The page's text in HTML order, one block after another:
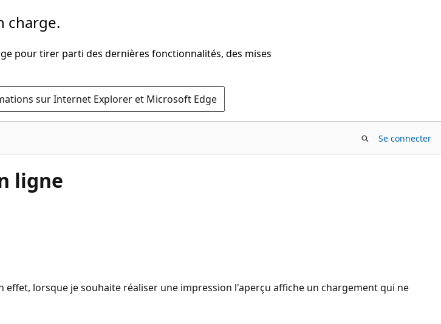
charge.
pour tirer parti des dernières fonctionnalités, des mises
sur Internet Explorer et Microsoft Edge
Se connecter
ligne
lorsque je souhaite réaliser une impression l'aperçu affiche un chargement qui ne